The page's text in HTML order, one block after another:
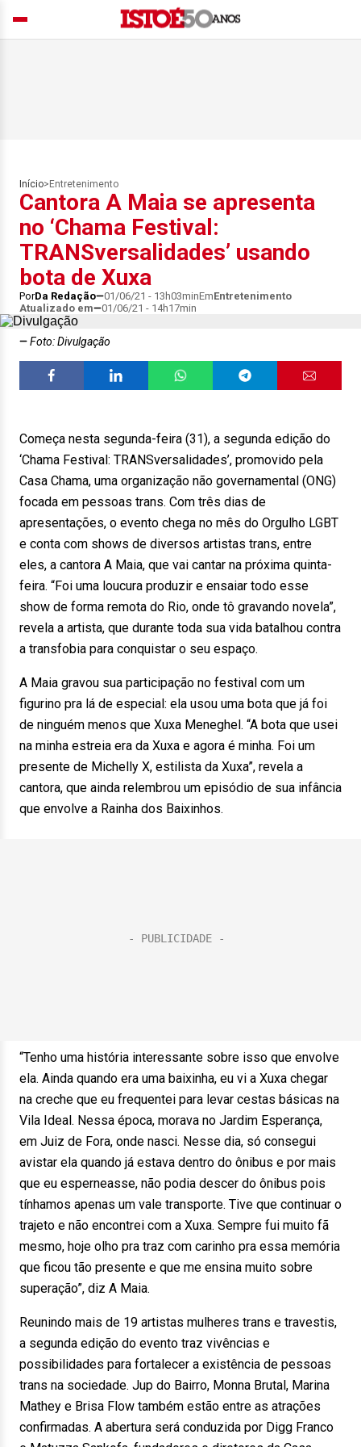
Início> Entretenimento
Cantora A Maia se apresenta
no ‘Chama Festival:
TRANSversalidades’ usando
bota de Xuxa
PorDa Redação 01/06/21 - 13h03minEmEntretenimento
Atualizado em
01/06/21 - 14h17min
Foto: Divulgação
Começa nesta segunda-feira (31), a segunda edição do
‘Chama Festival: TRANSversalidades’, promovido pela
Casa Chama, uma organização não governamental (ONG)
focada em pessoas trans. Com três dias de
apresentações, o evento chega no mês do Orgulho LGBT
e conta com shows de diversos artistas trans, entre
eles, a cantora A Maia, que vai cantar na próxima quinta-
feira. “Foi uma loucura produzir e ensaiar todo esse
show de forma remota do Rio, onde tô gravando novela”,
revela a artista, que durante toda sua vida batalhou contra
a transfobia para conquistar o seu espaço.
A Maia gravou sua participação no festival com um
figurino pra lá de especial: ela usou uma bota que já foi
de ninguém menos que Xuxa Meneghel. “A bota que usei
na minha estreia era da Xuxa e agora é minha. Foi um
presente de Michelly X, estilista da Xuxa”, revela a
cantora, que ainda relembrou um episódio de sua infância
que envolve a Rainha dos Baixinhos.
“Tenho uma história interessante sobre isso que envolve
ela. Ainda quando era uma baixinha, eu vi a Xuxa chegar
na creche que eu frequentei para levar cestas básicas na
Vila Ideal. Nessa época, morava no Jardim Esperança,
em Juiz de Fora, onde nasci. Nesse dia, só consegui
avistar ela quando já estava dentro do ônibus e por mais
que eu esperneasse, não podia descer do ônibus pois
tínhamos apenas um vale transporte. Tive que continuar o
trajeto e não encontrei com a Xuxa. Sempre fui muito fã
mesmo, hoje olho pra traz com carinho pra essa memória
que ficou tão presente e que me ensina muito sobre
superação”, diz A Maia.
Reunindo mais de 19 artistas mulheres trans e travestis,
a segunda edição do evento traz vivências e
possibilidades para fortalecer a existência de pessoas
trans na sociedade. Jup do Bairro, Monna Brutal, Marina
Mathey e Brisa Flow também estão entre as atrações
confirmadas. A abertura será conduzida por Digg Franco